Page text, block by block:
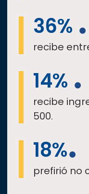
36%
recibe
14%
recibe
500.
18%
prefirió no